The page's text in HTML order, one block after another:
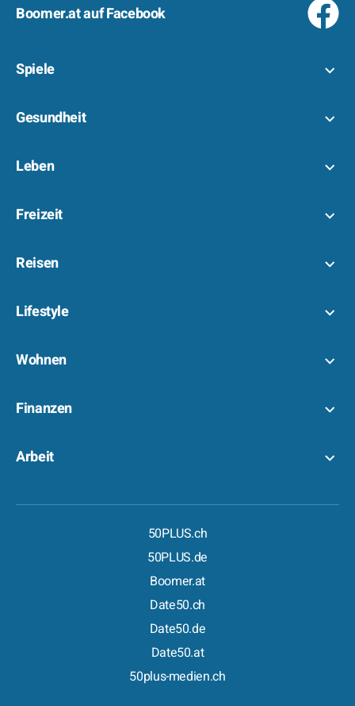
Boomer.at auf Facebook
Spiele
Gesundheit
Leben
Freizeit
Reisen
Lifestyle
Wohnen
Finanzen
Arbeit
50PLUS.ch
50PLUS.de
Boomer.at
Date50.ch
Date50.de
Date50.at
50plus-medien.ch